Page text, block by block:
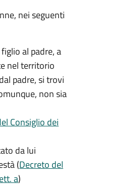
nei seguenti
al padre, a
nel territorio
padre, si trovi
non sia
Consiglio dei
da lui
(Decreto del
a)